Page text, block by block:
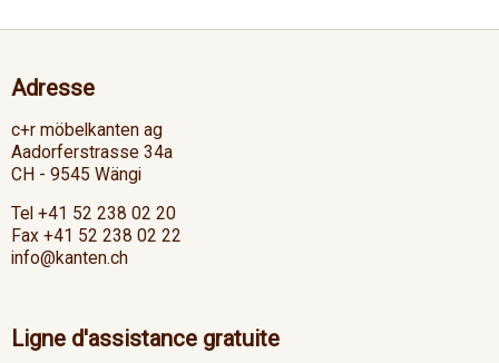
Adresse
c+r möbelkanten ag
Aadorferstrasse 34a
CH - 9545 Wängi
Tel +41 52 238 02 20
Fax +41 52 238 02 22
info@kanten.ch
Ligne d'assistance gratuite